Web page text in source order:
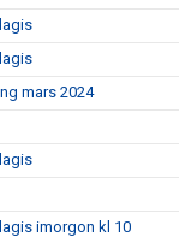
mars 2024
imorgon kl 10